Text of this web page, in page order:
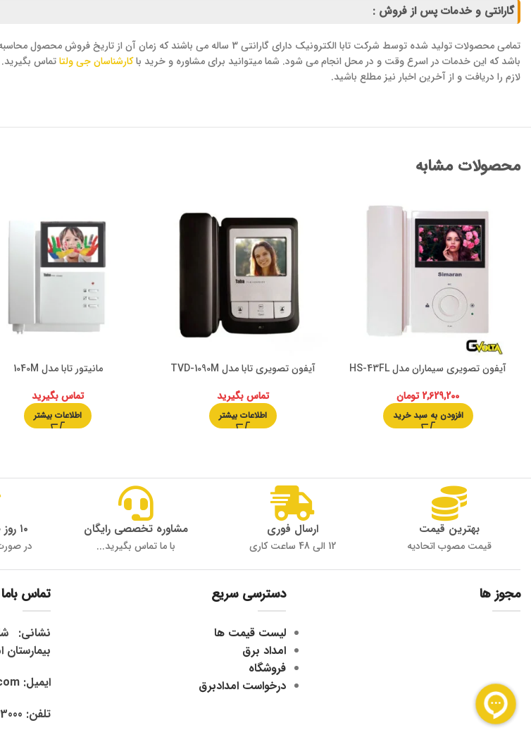
گارانتی و خدمات پس از فروش :
باشد که این خدمات در اسرع وقت و در محل انجام می شود. شما میتوانید برای مشاوره و خرید باکارشناسان جی ولتاتماس
لازم را دریافت و از آخرین اخبار نیز مطلع باشید.
محصولات مشابه
آیفون تصویری سیماران مدل HS-43FL
2,629,200تومان
افزودن به سبد خرید
آیفون تصویری تابا مدل TVD-1090M
تماس بگیرید
اطلاعات بیشتر
مانیتور تابا مدل 1040M
تماس بگیرید
اطلاعات بیشتر
بهترین قیمت
قیمت مصوب اتحادیه
ارسال فوری
12 الی 48 ساعت کاری
مشاوره تخصصی رایگان
با ما تماس بگیرید...
۱۰ روز ضمانت بازگشت
در
مجوز ها دسترسی سریع
لیست قیمت ها
امداد برق
فروشگاه
درخواست امدادبرق
تماس باما
ایمیل: info@gvolta.com
تلفن: 32333000-023